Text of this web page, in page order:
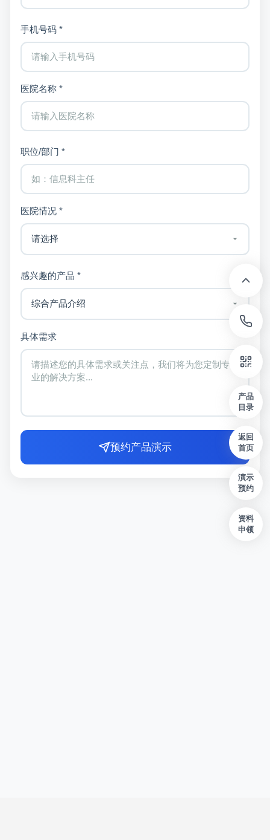
手机号码 *
医院名称 *
职位/部门 *
医院情况 *
感兴趣的产品 *
具体需求
预约产品演示
产品
目录
返回
首页
演示
预约
资料
申领